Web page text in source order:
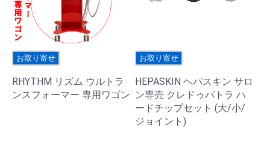
お取り寄せ
RHYTHM リズム ウルトラ
ンスフォーマー 専用ワゴン
お取り寄せ
HEPASKIN ヘパスキン サロ
ン専売 クレドゥパトラ ハ
ードチップセット (大/小/
ジョイント)